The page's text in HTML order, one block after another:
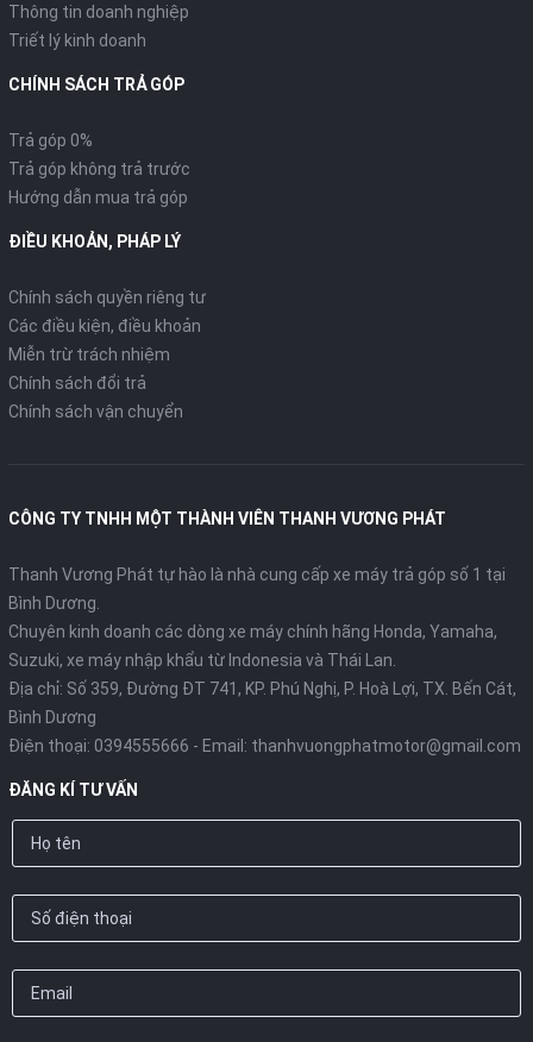
Mặt đồng hồ hiện đại
Thiết kế mặt đồng hồ trẻ trung, thanh lịch nhưng không kém
mức nhiên liệu.
Bánh xe trước kích thước lớn 16-inch
cao, thẳng cùng tầm nhìn thoáng rộng.
ĐỘNG CƠ
Động cơ eSP thông minh thế hệ mới
Thông tin doanh nghiệp
Triết lý kinh doanh
CHÍNH SÁCH TRẢ GÓP
Trả góp 0%
Trả góp không trả trước
Hướng dẫn mua trả góp
ĐIỀU KHOẢN, PHÁP LÝ
Chính sách quyền riêng tư
Các điều kiện, điều khoản
Miễn trừ trách nhiệm
Chính sách đổi trả
Chính sách vận chuyển
CÔNG TY TNHH MỘT THÀNH VIÊN THANH VƯƠNG PHÁT
Thanh Vương Phát tự hào là nhà cung cấp xe máy trả góp số 1 tại
Bình Dương.
Chuyên kinh doanh các dòng xe máy chính hãng Honda, Yamaha,
Suzuki, xe máy nhập khẩu từ Indonesia và Thái Lan.
Địa chỉ: Số 359, Đường ĐT 741, KP. Phú Nghị, P. Hoà Lợi, TX. Bến Cát,
Bình Dương
Điện thoại: 0394555666 - Email: thanhvuongphatmotor@gmail.com
ĐĂNG KÍ TƯ VẤN